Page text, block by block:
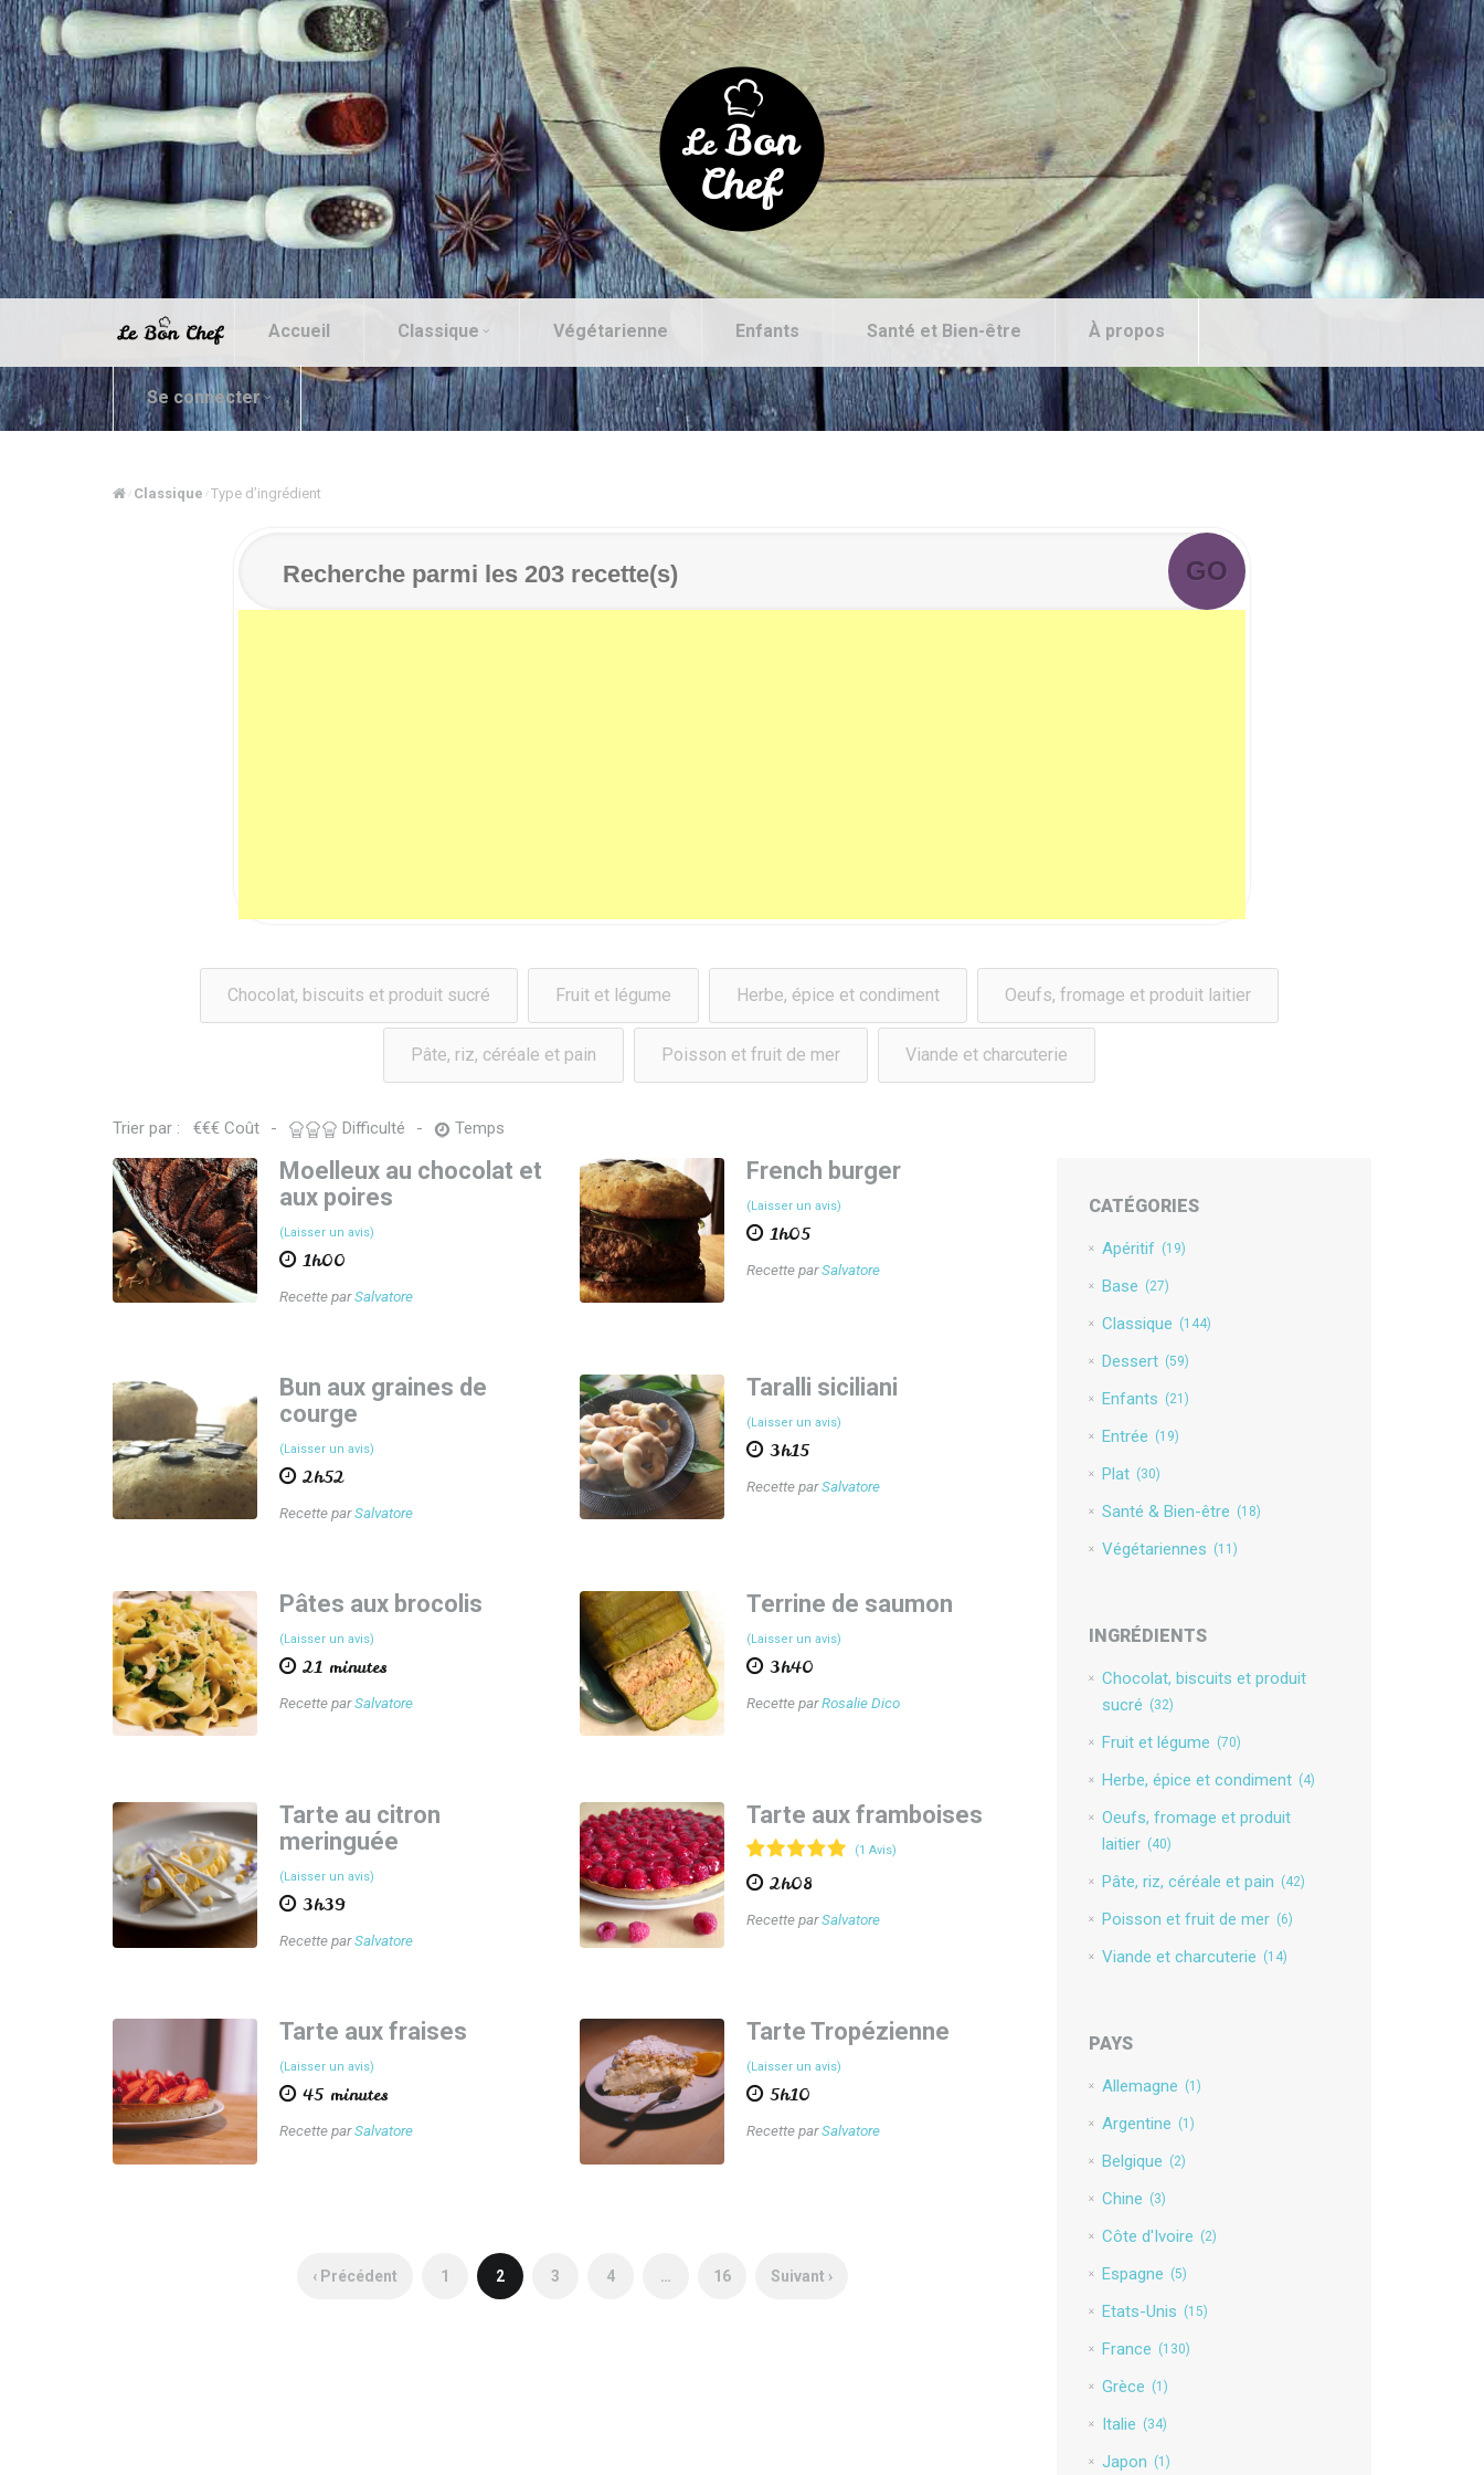
Accueil Classique Végétarienne Enfants Santé et Bien-être À propos
Se connecter
/ Classique / Type d’ingrédient
Chocolat, biscuits et produit sucré Fruit et légume Herbe, épice et condiment Oeufs, fromage et produit laitier
Pâte, riz, céréale et pain Poisson et fruit de mer Viande et charcuterie
Trier par : €€€Coût - Difficulté - Temps
Moelleux au chocolat et
aux poires
(Laisser un avis)
1h00
Recette parSalvatore
French burger
(Laisser un avis)
1h05
Recette parSalvatore
Bun aux graines de
courge
(Laisser un avis)
2h52
Recette parSalvatore
Taralli siciliani
(Laisser un avis)
3h15
Recette parSalvatore
Pâtes aux brocolis
(Laisser un avis)
21 minutes
Recette parSalvatore
Terrine de saumon
(Laisser un avis)
3h40
Recette parRosalie Dico
Tarte au citron
meringuée
(Laisser un avis)
3h39
Recette parSalvatore
Tarte aux framboises
(1 Avis)
2h08
Recette parSalvatore
Tarte aux fraises
(Laisser un avis)
45 minutes
Recette parSalvatore
Tarte Tropézienne
(Laisser un avis)
5h10
Recette parSalvatore
‹ Précédent 1 2 3 4 … 16 Suivant ›
CATÉGORIES
Apéritif (19)
Base (27)
Classique (144)
Dessert (59)
Enfants (21)
Entrée (19)
Plat (30)
Santé & Bien-être (18)
Végétariennes (11)
INGRÉDIENTS
Chocolat, biscuits et produit
sucré (32)
Fruit et légume (70)
Herbe, épice et condiment (4)
Oeufs, fromage et produit
laitier (40)
Pâte, riz, céréale et pain (42)
Poisson et fruit de mer (6)
Viande et charcuterie (14)
PAYS
Allemagne (1)
Argentine (1)
Belgique (2)
Chine (3)
Côte d'Ivoire (2)
Espagne (5)
Etats-Unis (15)
France (130)
Grèce (1)
Italie (34)
Japon (1)